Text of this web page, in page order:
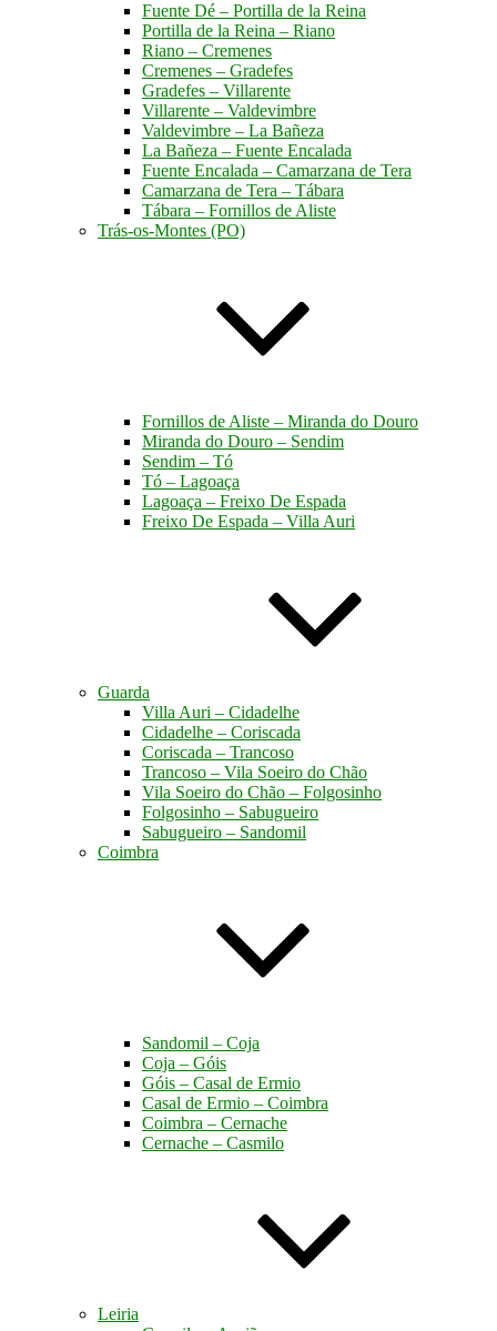
Fuente Dé – Portilla de la Reina
Portilla de la Reina – Riano
Riano – Cremenes
Cremenes – Gradefes
Gradefes – Villarente
Villarente – Valdevimbre
Valdevimbre – La Bañeza
La Bañeza – Fuente Encalada
Fuente Encalada – Camarzana de Tera
Camarzana de Tera – Tábara
Tábara – Fornillos de Aliste
Trás-os-Montes (PO)
Fornillos de Aliste – Miranda do Douro
Miranda do Douro – Sendim
Sendim – Tó
Tó – Lagoaça
Lagoaça – Freixo De Espada
Freixo De Espada – Villa Auri
Guarda
Villa Auri – Cidadelhe
Cidadelhe – Coriscada
Coriscada – Trancoso
Trancoso – Vila Soeiro do Chão
Vila Soeiro do Chão – Folgosinho
Folgosinho – Sabugueiro
Sabugueiro – Sandomil
Coimbra
Sandomil – Coja
Coja – Góis
Góis – Casal de Ermio
Casal de Ermio – Coimbra
Coimbra – Cernache
Cernache – Casmilo
Leiria